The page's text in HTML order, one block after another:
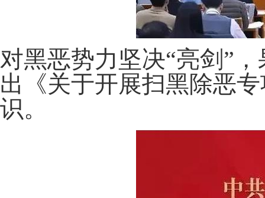
对黑恶势力坚决“亮剑”
出《关于开展扫黑除恶
识。